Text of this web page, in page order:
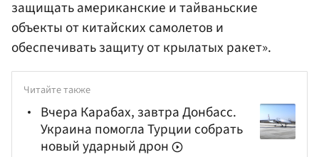
защищать американские и тайваньские
объекты от китайских самолетов и
обеспечивать защиту от крылатых ракет».
Читайте также
Вчера Карабах, завтра Донбасс.
Украина помогла Турции собрать
новый ударный дрон